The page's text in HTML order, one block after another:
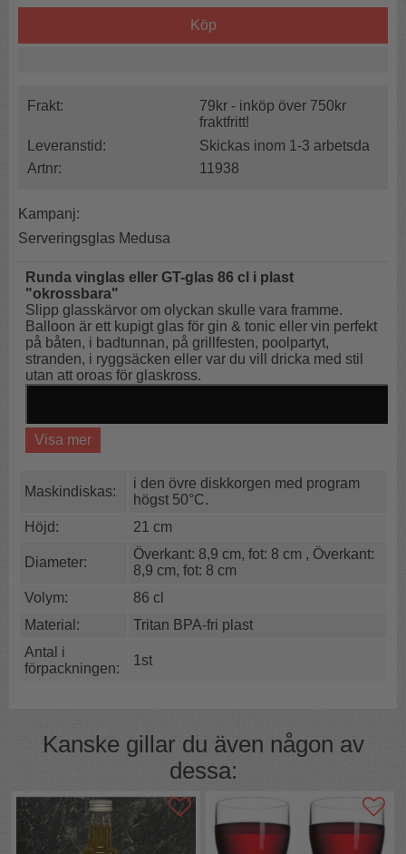
Köp
Frakt:
79kr - inköp över 750kr
fraktfritt!
Leveranstid:
Skickas inom 1-3 arbetsda
Artnr:
11938
Kampanj:
Serveringsglas Medusa
Runda vinglas eller GT-glas86 cl i plast
"okrossbara"
Slipp glasskärvor om olyckan skulle vara framme.
Balloon är ett kupigt glas för gin & tonic eller vin perfekt
på båten, i badtunnan, på grillfesten, poolpartyt,
stranden, i ryggsäcken eller var du vill dricka med stil
utan att oroas för glaskross.
Att använda vanliga glas vid poolen eller i bastun kan
Använd riktigt snygga plastglas. För säkerhet skull.
Glasen är tillverkade i en BPA-fri plast som kallas tritan
eller polycarbonate. Det är en mycket tålig plast som
behåller sin lyster och klarhet även efter många
diskningar i maskin och idogt användande.
OBS! Kan diskas i maskin i den övre diskkorgen med
program 50°C.
Visa mer
Maskindiskas:
i den övre diskkorgen med program
högst 50°C.
Höjd:
21 cm
Diameter:
Överkant: 8,9 cm, fot: 8 cm , Överkant:
8,9 cm, fot: 8 cm
Volym:
86 cl
Material:
Tritan BPA-fri plast
Antal i
förpackningen:
1st
Kanske gillar du även någon av
dessa: